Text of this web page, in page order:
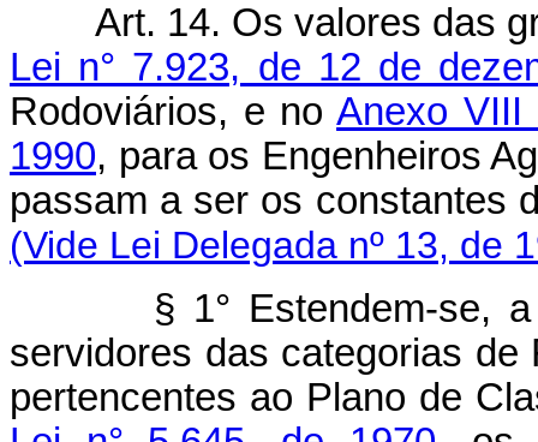
Art. 14. Os valores das
Lei n° 7.923, de 12 de
Rodoviários, e noAnexo VIII
1990, para os Engenheiros
passam a ser os
(Vide Lei Delegada nº 13, de
§ 1° Estendem-se, a
servidores das categorias
pertencentes ao Plano de